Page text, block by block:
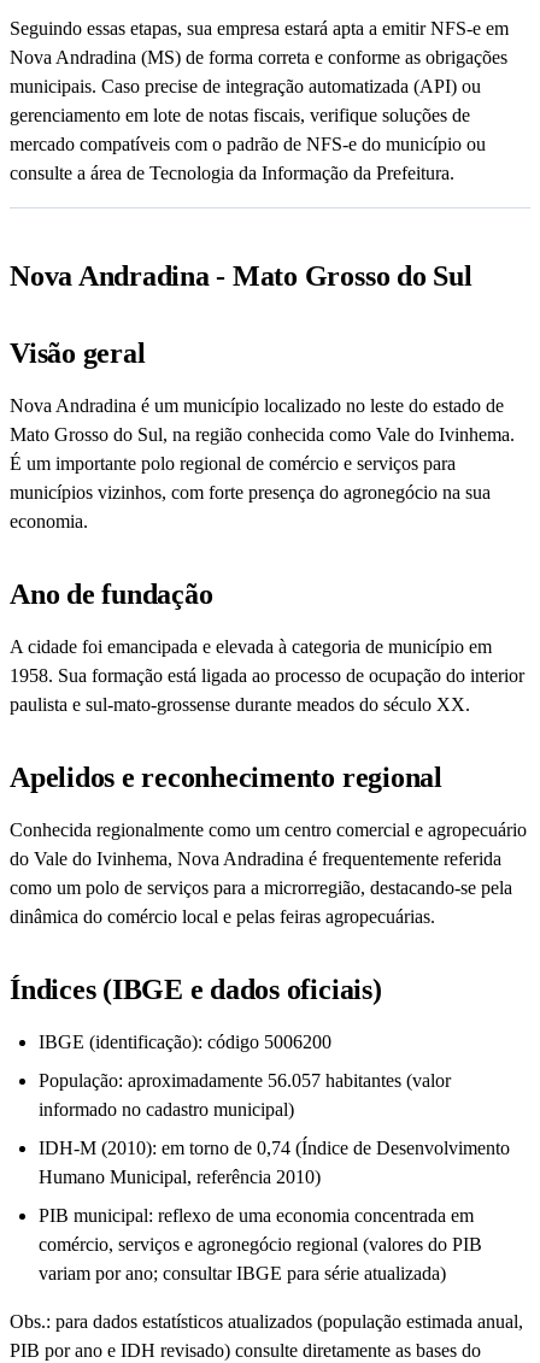
Seguindo essas etapas, sua empresa estará apta a emitir NFS-e em
Nova Andradina (MS) de forma correta e conforme as obrigações
municipais. Caso precise de integração automatizada (API) ou
gerenciamento em lote de notas fiscais, verifique soluções de
mercado compatíveis com o padrão de NFS-e do município ou
consulte a área de Tecnologia da Informação da Prefeitura.
Nova Andradina - Mato Grosso do Sul
Visão geral
Nova Andradina é um município localizado no leste do estado de
Mato Grosso do Sul, na região conhecida como Vale do Ivinhema.
É um importante polo regional de comércio e serviços para
municípios vizinhos, com forte presença do agronegócio na sua
economia.
Ano de fundação
A cidade foi emancipada e elevada à categoria de município em
1958. Sua formação está ligada ao processo de ocupação do interior
paulista e sul-mato-grossense durante meados do século XX.
Apelidos e reconhecimento regional
Conhecida regionalmente como um centro comercial e agropecuário
do Vale do Ivinhema, Nova Andradina é frequentemente referida
como um polo de serviços para a microrregião, destacando-se pela
dinâmica do comércio local e pelas feiras agropecuárias.
Índices (IBGE e dados oficiais)
IBGE (identificação): código 5006200
População: aproximadamente 56.057 habitantes (valor
informado no cadastro municipal)
IDH-M (2010): em torno de 0,74 (Índice de Desenvolvimento
Humano Municipal, referência 2010)
PIB municipal: reflexo de uma economia concentrada em
comércio, serviços e agronegócio regional (valores do PIB
variam por ano; consultar IBGE para série atualizada)
Obs.: para dados estatísticos atualizados (população estimada anual,
PIB por ano e IDH revisado) consulte diretamente as bases do